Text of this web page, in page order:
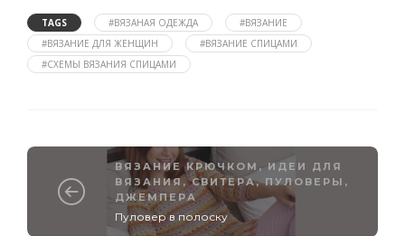
TAGS #ВЯЗАНАЯ ОДЕЖДА
#ВЯЗАНИЕ
#ВЯЗАНИЕ ДЛЯ ЖЕНЩИН
#ВЯЗАНИЕ СПИЦАМИ
#СХЕМЫ ВЯЗАНИЯ СПИЦАМИ
ВЯЗАНИЕ КРЮЧКОМ , ИДЕИ ДЛЯ
ВЯЗАНИЯ ,СВИТЕРА, ПУЛОВЕРЫ,
ДЖЕМПЕРА
Пуловер в полоску